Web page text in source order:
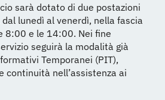
sarà dotato di due postazioni
lunedì al venerdì, nella fascia
8:00 e le 14:00. Nei fine
seguirà la modalità già
Temporanei (PIT),
continuità nell’assistenza ai